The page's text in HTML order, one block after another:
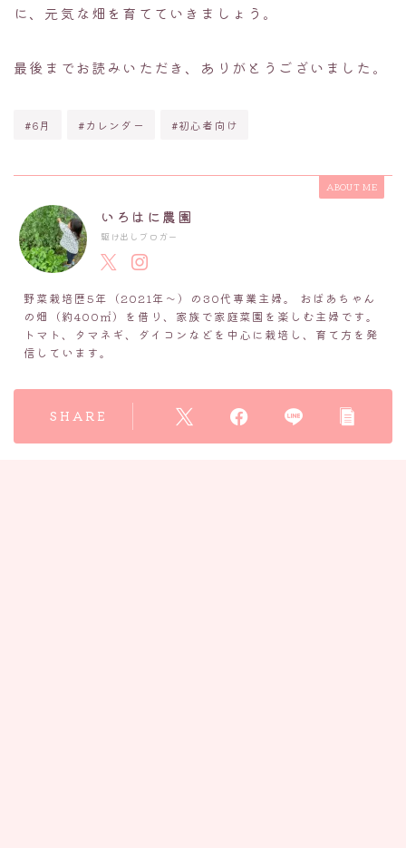
に、元気な畑を育てていきましょう。
最後までお読みいただき、ありがとうございました。
#6月 #カレンダー #初心者向け
ABOUT ME
いろはに農園
駆け出しブロガー
野菜栽培歴5年（2021年～）の30代専業主婦。 おばあちゃん
の畑（約400㎡）を借り、家族で家庭菜園を楽しむ主婦です。
トマト、タマネギ、ダイコンなどを中心に栽培し、育て方を発
信しています。
SHARE